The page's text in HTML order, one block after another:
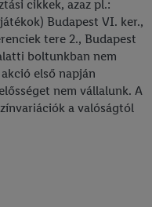
cikkek, azaz pl.:
Budapest VI. ker.,
tere 2., Budapest
boltunkban nem
első napján
nem vállalunk. A
a valóságtól